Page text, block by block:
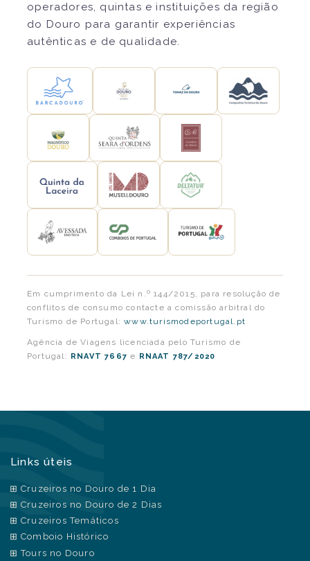
operadores, quintas e instituições da região
do Douro para garantir experiências
autênticas e de qualidade.
Em cumprimento da Lei n.º 144/2015, para resolução de
conflitos de consumo contacte a comissão arbitral do
Turismo de Portugal:www.turismodeportugal.pt
Agência de Viagens licenciada pelo Turismo de
Portugal:
RNAVT 7667 e RNAAT 787/2020
Links úteis
Cruzeiros no Douro de 1 Dia
Cruzeiros no Douro de 2 Dias
Cruzeiros Temáticos
Comboio Histórico
Tours no Douro